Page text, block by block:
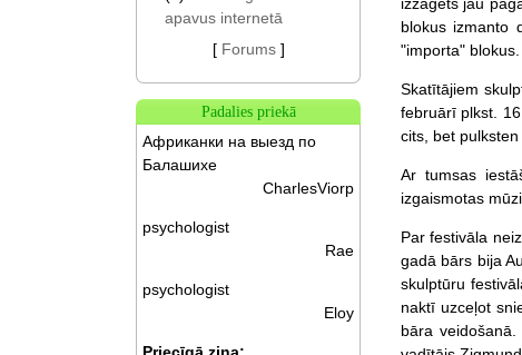
blokus izmanto
"importa" blokus.
Skatītājiem
februārī plkst.
cits, bet
Ar tumsas
izgaismotas
Par festivāla
gadā bārs bija
skulptūru
naktī uzceļot
bāra
apavus internetā
[ Forums]
Padalies priekā
Африканки на выезд по
Балашихе
CharlesViorp
psychologist
Rae
psychologist
Eloy